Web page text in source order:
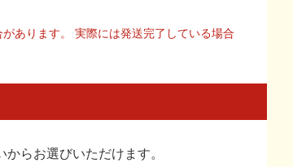
あります。 実際には発送完了している場合
からお選びいただけます。